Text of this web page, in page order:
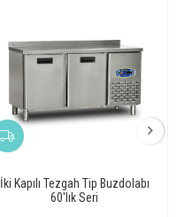
İki Kapılı Tezgah Tip Buzdolabı
60'lık Seri